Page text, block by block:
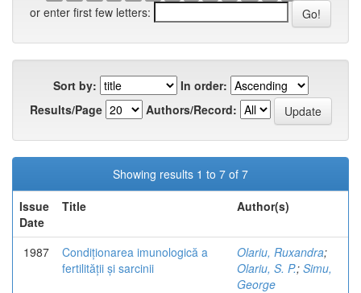
or enter first few letters:
Sort by:
In order:
Results/Page
Authors/Record:
Showing results 1 to 7 of 7
Issue
Date
Title Author(s)
1987
Condiționarea imunologică a
fertilității și sarcinii
Olariu, Ruxandra;
Olariu, S. P.; Simu,
George